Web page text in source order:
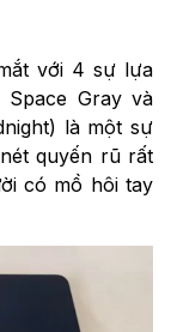
với 4 sự lựa
Space Gray và
là một sự
quyến rũ rất
có mồ hôi tay